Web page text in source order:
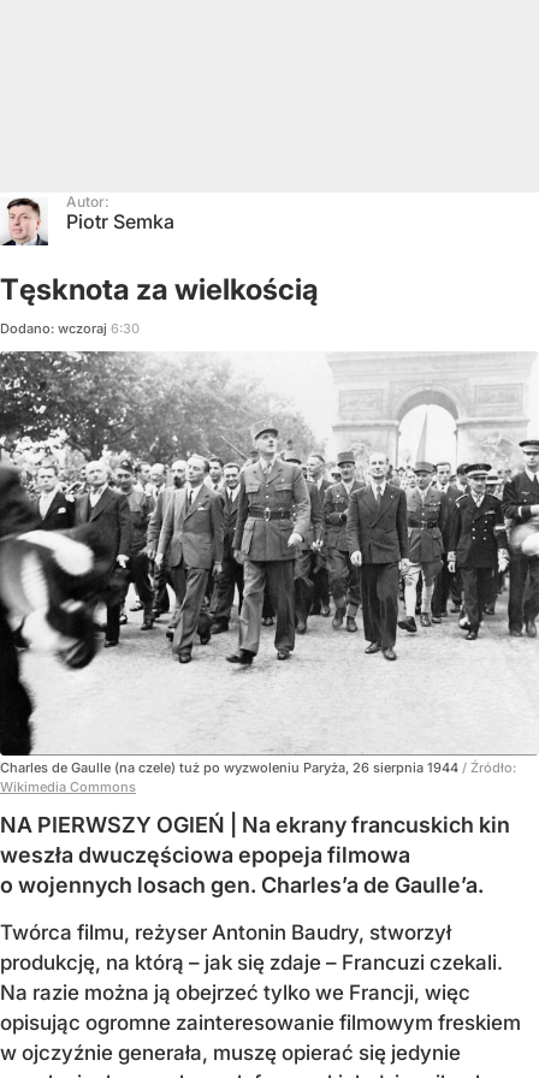
Autor:
Piotr Semka
Tęsknota za wielkością
Dodano: wczoraj 6:30
Charles de Gaulle (na czele) tuż po wyzwoleniu Paryża, 26 sierpnia 1944 / Źródło:
Wikimedia Commons
NA PIERWSZY OGIEŃ | Na ekrany francuskich kin
weszła dwuczęściowa epopeja filmowa
o wojennych losach gen. Charles’a de Gaulle’a.
Twórca filmu, reżyser Antonin Baudry, stworzył
produkcję, na którą – jak się zdaje – Francuzi czekali.
Na razie można ją obejrzeć tylko we Francji, więc
opisując ogromne zainteresowanie filmowym freskiem
w ojczyźnie generała, muszę opierać się jedynie